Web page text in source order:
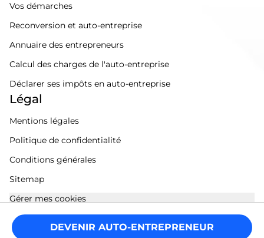
DEVENIR AUTO-ENTREPRENEUR
Vos démarches
Reconversion et auto-entreprise
Annuaire des entrepreneurs
Calcul des charges de l'auto-entreprise
Déclarer ses impôts en auto-entreprise
Légal
Mentions légales
Politique de confidentialité
Conditions générales
Sitemap
Gérer mes cookies